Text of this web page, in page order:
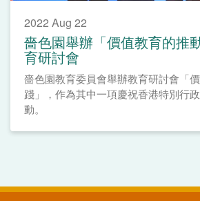
2022 Aug 22
嗇色園舉辦「價值教育的推
育研討會
嗇色園教育委員會舉辦教育研討會「
踐」，作為其中一項慶祝香港特別行
動。